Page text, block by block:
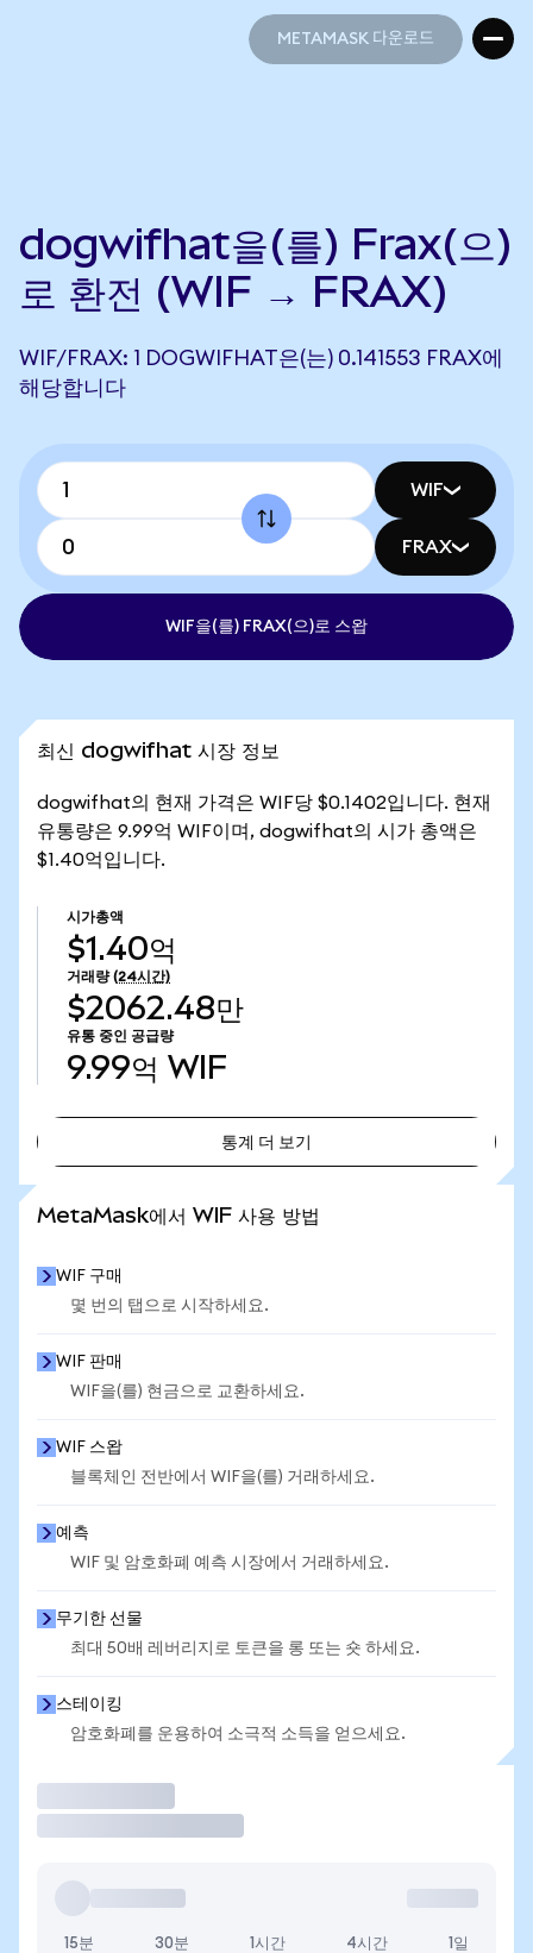
METAMASK 다운로드
dogwifhat을(를) Frax(으)
로 환전 (WIF → FRAX)
WIF/FRAX: 1 DOGWIFHAT은(는) 0.141553 FRAX에
해당합니다
WIF
FRAX
WIF을(를) FRAX(으)로 스왑
최신 dogwifhat 시장 정보
dogwifhat의 현재 가격은 WIF당 $0.1402입니다. 현재
유통량은 9.99억 WIF이며, dogwifhat의 시가 총액은
$1.40억입니다.
시가총액
$1.40억
거래량 (24시간)
$2062.48만
유통 중인 공급량
9.99억 WIF
통계 더 보기
MetaMask에서 WIF 사용 방법
WIF 구매
몇 번의 탭으로 시작하세요.
WIF 판매
WIF을(를) 현금으로 교환하세요.
WIF 스왑
블록체인 전반에서 WIF을(를) 거래하세요.
예측
WIF 및 암호화폐 예측 시장에서 거래하세요.
무기한 선물
최대 50배 레버리지로 토큰을 롱 또는 숏 하세요.
스테이킹
암호화폐를 운용하여 소극적 소득을 얻으세요.
15분 30분 1시간 4시간 1일